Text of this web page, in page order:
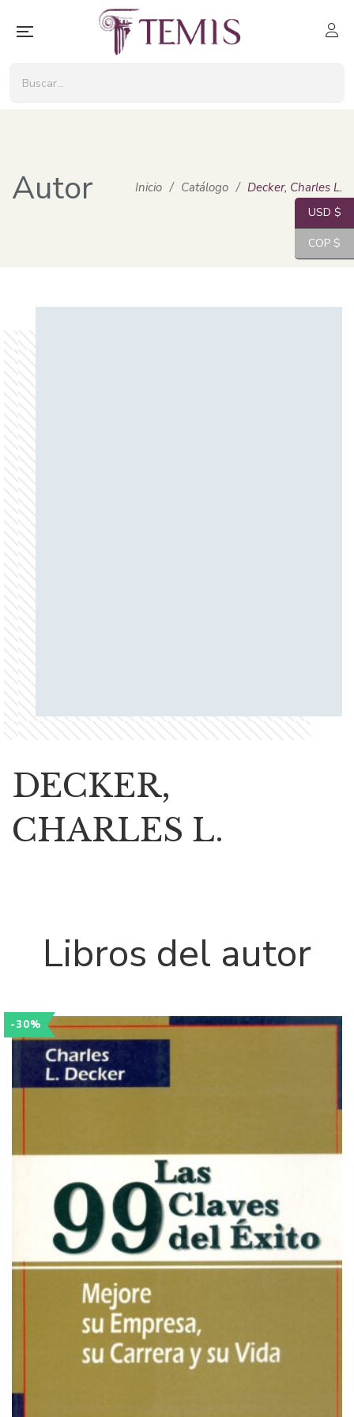
Autor Inicio / Catálogo / Decker, Charles L.
DECKER,
CHARLES L.
Libros del autor
-30%
USD $
COP $